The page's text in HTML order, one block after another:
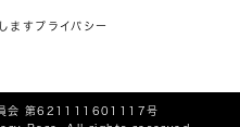
員会 第621111601117号